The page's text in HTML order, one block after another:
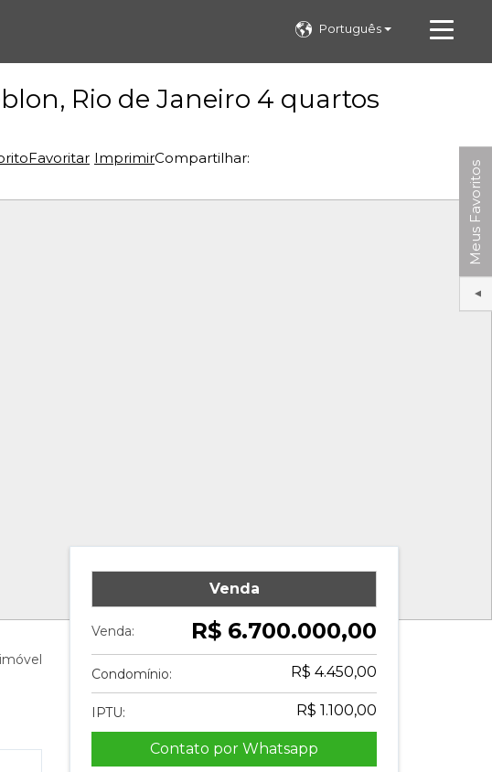
Português
Rio de Janeiro 4 quartos
Favoritar ImprimirCompartilhar:
Venda
Venda: R$ 6.700.000,00
Condomínio: R$ 4.450,00
IPTU: R$ 1.100,00
Contato por Whatsapp
Meus Favoritos